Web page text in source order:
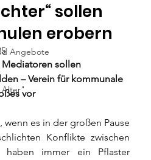
Angebote
Alter"
sollen
erobern
Mediatoren sollen
– Verein für kommunale
vor
wenn es in der großen Pause
Konflikte zwischen
haben immer ein Pflaster